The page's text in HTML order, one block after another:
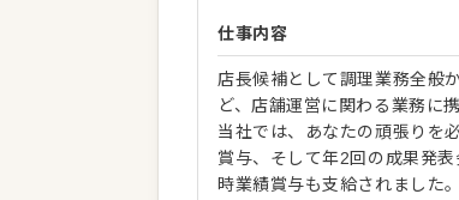
仕事内容
店長候補として調理業務全般
ど、店舗運営に関わる業務に
当社では、あなたの頑張りを
賞与、そして年2回の成果発
時業績賞与も支給されました。